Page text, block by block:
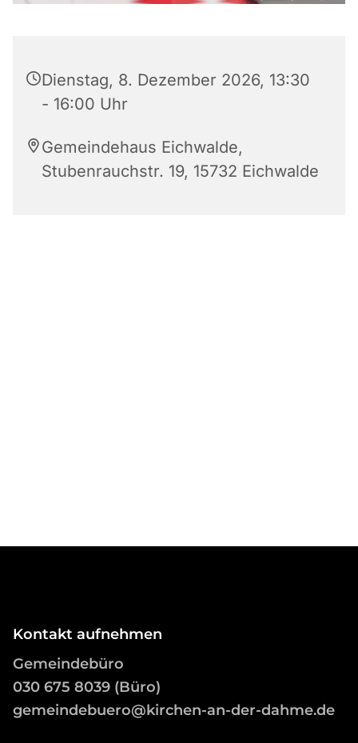
Dienstag, 8. Dezember 2026, 13:30
- 16:00 Uhr
Gemeindehaus Eichwalde,
Stubenrauchstr. 19, 15732 Eichwalde
Kontakt aufnehmen
Gemeindebüro
030 675 8039 (Büro)
gemeindebuero@kirchen-an-der-dahme.de